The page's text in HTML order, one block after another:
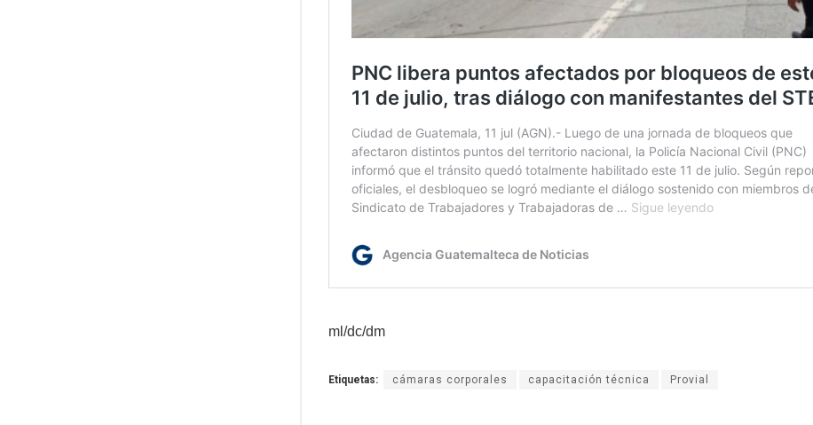
ml/dc/dm
Etiquetas: cámaras corporales capacitación técnica Provial